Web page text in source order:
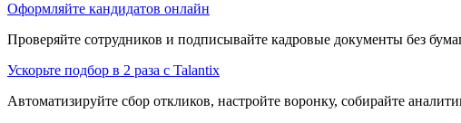
Оформляйте кандидатов онлайн
Проверяйте сотрудников и подписывайте кадровые документы без
Ускорьте подбор в 2 раза с Talantix
Автоматизируйте сбор откликов, настройте воронку, собирайте